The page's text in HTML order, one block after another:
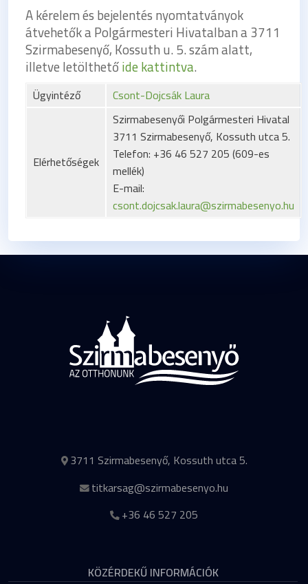
A kérelem és bejelentés nyomtatványok
átvehetők a Polgármesteri Hivatalban a 3711
Szirmabesenyő, Kossuth u. 5. szám alatt,
illetve letölthetőide kattintva.
Ügyintéző Csont-Dojcsák Laura
Elérhetőségek
Szirmabesenyői Polgármesteri Hivatal
3711 Szirmabesenyő, Kossuth utca 5.
Telefon: +36 46 527 205 (609-es
mellék)
E-mail:
csont.dojcsak.laura@szirmabesenyo.hu
3711 Szirmabesenyő, Kossuth utca 5.
titkarsag@szirmabesenyo.hu
+36 46 527 205
KÖZÉRDEKŰ INFORMÁCIÓK